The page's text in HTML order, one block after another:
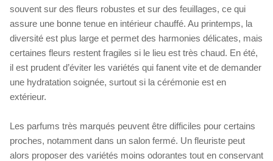
souvent sur des fleurs robustes et sur des feuillages, ce qui
assure une bonne tenue en intérieur chauffé. Au printemps, la
diversité est plus large et permet des harmonies délicates, mais
certaines fleurs restent fragiles si le lieu est très chaud. En été,
il est prudent d’éviter les variétés qui fanent vite et de demander
une hydratation soignée, surtout si la cérémonie est en
extérieur.
Les parfums très marqués peuvent être difficiles pour certains
proches, notamment dans un salon fermé. Un fleuriste peut
alors proposer des variétés moins odorantes tout en conservant